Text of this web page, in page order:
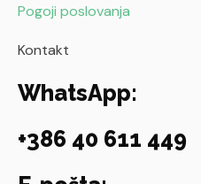
Pogoji poslovanja
Kontakt
WhatsApp:
+386 40 611 449